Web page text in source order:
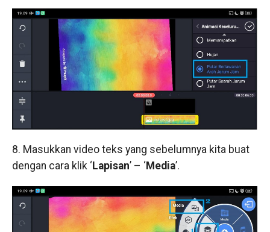
8. Masukkan video teks yang sebelumnya kita buat
dengan cara klik ‘Lapisan’ – ‘Media’.